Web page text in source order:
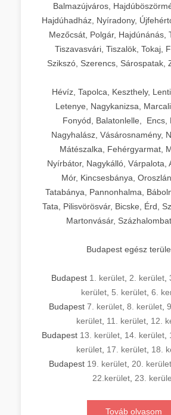
Balmazújváros,
Hajdúhadház, Nyíradony,
Mezőcsát, Polgár, Hajdúnánás,
Tiszavasvári, Tiszalök, Tokaj,
Szikszó, Szerencs, Sárospatak,
Hévíz, Tapolca, Keszthely,
Letenye, Nagykanizsa,
Fonyód, Balatonlelle, Encs,
Nagyhalász, Vásárosnamény,
Mátészalka, Fehérgyarmat,
Nyírbátor, Nagykálló, Várpalota,
Mór, Kincsesbánya,
Tatabánya, Pannonhalma,
Tata, Pilisvörösvár, Bicske, Érd,
Martonvásár,
Budapest egész
Budapest 1. kerület, 2. kerület,
kerület, 5. kerület, 6.
Budapest 7. kerület, 8. kerület,
kerület 11. kerület 12.
Budapest 13. kerület, 14. kerület,
kerület, 17. kerület, 18.
Budapest 19. kerület, 20. kerület
22.kerület 23.
Továb olvasom